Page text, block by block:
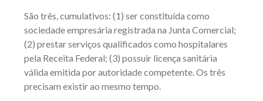
São três, cumulativos: (1) ser constituída como
sociedade empresária registrada na Junta Comercial;
(2) prestar serviços qualificados como hospitalares
pela Receita Federal; (3) possuir licença sanitária
válida emitida por autoridade competente. Os três
precisam existir ao mesmo tempo.